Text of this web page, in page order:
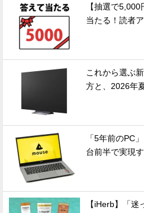
【抽選で
当たる！読者
これから選ぶ
方と、2026年
「5年前のPC
台前半で実現
【iHerb】「